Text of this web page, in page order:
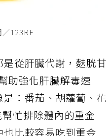
從肝臟代謝，麩胱甘
助強化肝臟解毒速
是：番茄、胡蘿蔔、花
忙排除體內的重金